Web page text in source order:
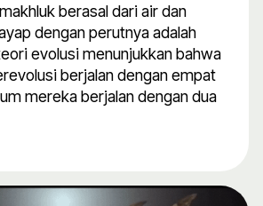
berasal dari air dan
dengan perutnya adalah
evolusi menunjukkan bahwa
berjalan dengan empat
mereka berjalan dengan dua